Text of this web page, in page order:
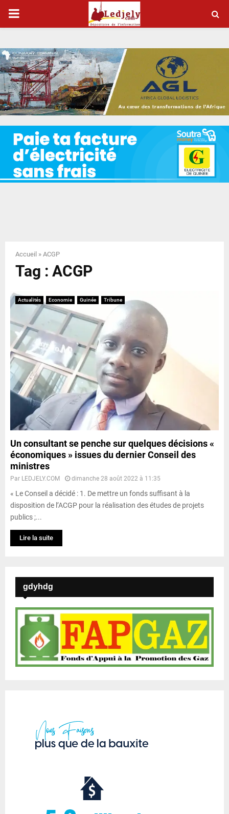
P
I
M
A
R
Y
N
U
Accueil » ACGP
Tag : ACGP
Actualités Economie Guinée Tribune
Un consultant se penche sur quelques décisions «
économiques » issues du dernier Conseil des
ministres
Par LEDJELY.COM dimanche 28 août 2022 à 11:35
« Le Conseil a décidé : 1. De mettre un fonds suffisant à la
disposition de l’ACGP pour la réalisation des études de projets
publics ;...
Lire la suite
gdyhdg